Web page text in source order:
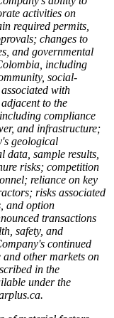
activities on
required permits,
changes to
and governmental
including
social-
with
to the
compliance
and infrastructure;
geological
data, sample results,
risks; competition
reliance on key
risks associated
and option
transactions
safety, and
continued
other markets on
in the
under the
.